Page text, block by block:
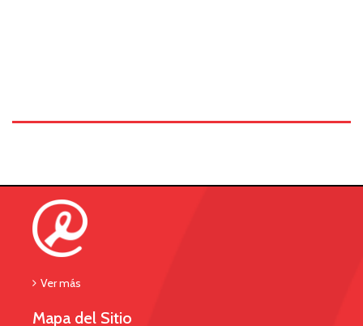
Ver más
Mapa del Sitio